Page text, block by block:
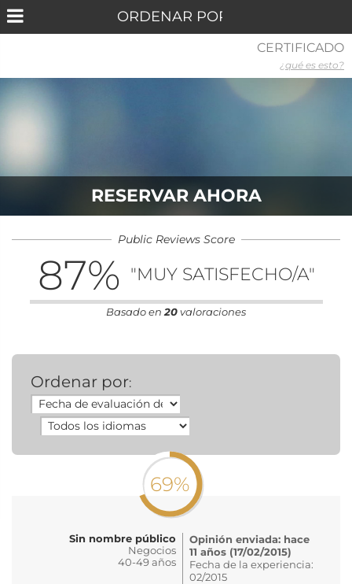
RESERVAR AHORA
Public Reviews Score
87% "MUY SATISFECHO/A"
Basado en 20valoraciones
Ordenar por:
69%
Sin nombre público
Negocios
40-49 años
Opinión enviada: hace
11 años (17/02/2015)
Fecha de la experiencia:
02/2015
CERTIFICADO
¿qué es esto?